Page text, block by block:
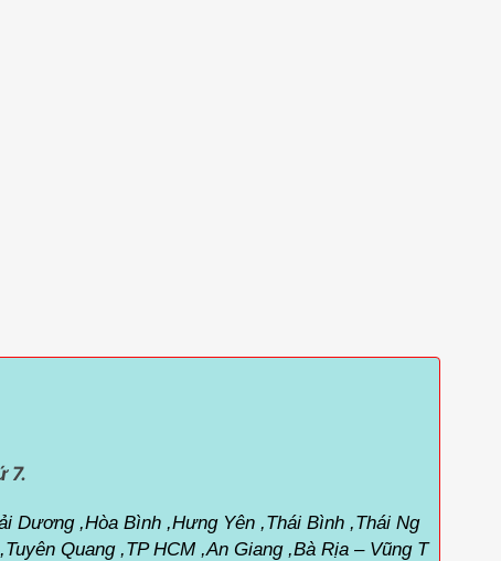
7.
Dương ,Hòa Bình ,Hưng Yên ,Thái Bình ,Thái Ng
Quang ,TP HCM ,An Giang ,Bà Rịa – Vũng T